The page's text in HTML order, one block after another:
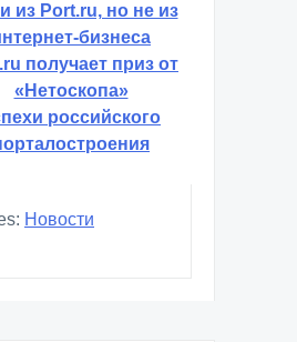
из Port.ru, но не из
бизнеса
получает приз от
«Нетоскопа»
российского
Новости